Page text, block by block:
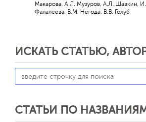
Макарова, А.Л. Музуров, А.Л. Шавкин,
Фалалеева, В.М. Негода, В.В. Голуб
ИСКАТЬ СТАТЬЮ,
СТАТЬИ ПО